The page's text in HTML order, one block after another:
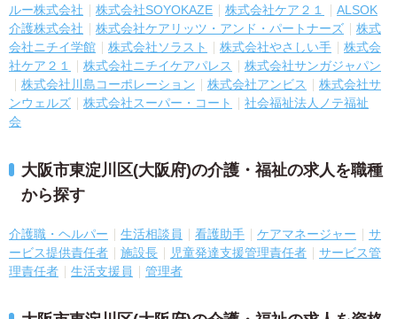
ルー株式会社
株式会社SOYOKAZE 株式会社ケア２１
ALSOK
介護株式会社
株式会社ケアリッツ・アンド・パートナーズ
株式
会社ニチイ学館
株式会社ソラスト 株式会社やさしい手
株式会
社ケア２１
株式会社ニチイケアパレス
株式会社サンガジャパン
株式会社川島コーポレーション
株式会社アンビス
株式会社サ
ンウェルズ
株式会社スーパー・コート
社会福祉法人ノテ福祉
会
大阪市東淀川区(大阪府)の介護・福祉の求人を職種
から探す
介護職・ヘルパー 生活相談員 看護助手 ケアマネージャー
サ
ービス提供責任者
施設長 児童発達支援管理責任者
サービス管
理責任者
生活支援員 管理者